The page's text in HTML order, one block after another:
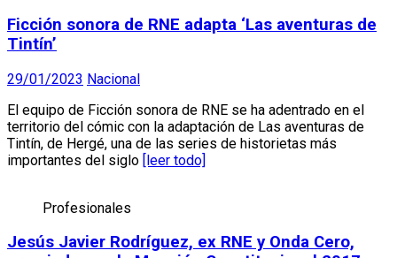
Ficción sonora de RNE adapta ‘Las aventuras de
Tintín’
29/01/2023 Nacional
El equipo de Ficción sonora de RNE se ha adentrado en el
territorio del cómic con la adaptación de Las aventuras de
Tintín, de Hergé, una de las series de historietas más
importantes del siglo [leer todo]
Profesionales
Jesús Javier Rodríguez, ex RNE y Onda Cero,